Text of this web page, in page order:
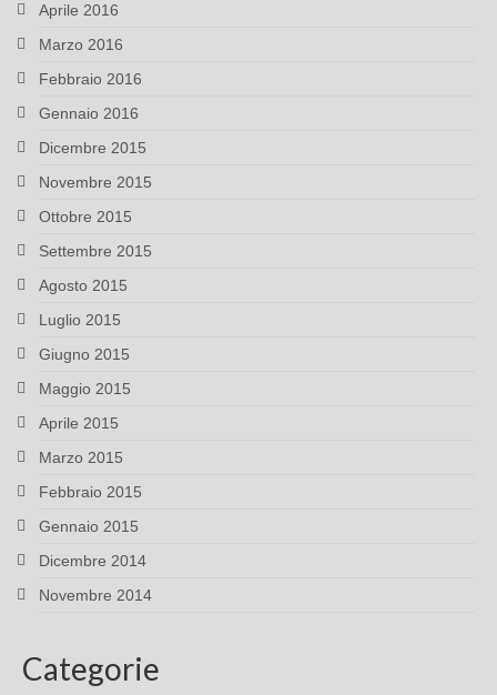
Aprile 2016
Marzo 2016
Febbraio 2016
Gennaio 2016
Dicembre 2015
Novembre 2015
Ottobre 2015
Settembre 2015
Agosto 2015
Luglio 2015
Giugno 2015
Maggio 2015
Aprile 2015
Marzo 2015
Febbraio 2015
Gennaio 2015
Dicembre 2014
Novembre 2014
Categorie